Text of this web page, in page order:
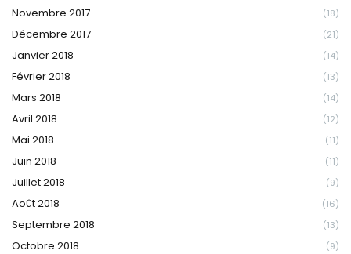
Novembre 2017 (18)
Décembre 2017 (21)
Janvier 2018 (14)
Février 2018 (13)
Mars 2018 (14)
Avril 2018 (12)
Mai 2018 (11)
Juin 2018 (11)
Juillet 2018 (9)
Août 2018 (16)
Septembre 2018 (13)
Octobre 2018 (9)